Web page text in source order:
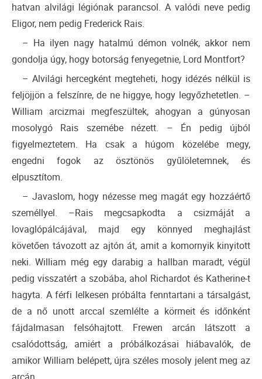
hatvan alvilági légiónak parancsol. A valódi neve pedig
Eligor, nem pedig Frederick Rais.
– Ha ilyen nagy hatalmú démon volnék, akkor nem
gondolja úgy, hogy botorság fenyegetnie, Lord Montfort?
– Alvilági hercegként megteheti, hogy idézés nélkül is
feljöjjön a felszínre, de ne higgye, hogy legyőzhetetlen. –
William arcizmai megfeszültek, ahogyan a gúnyosan
mosolygó Rais szemébe nézett. – Én pedig újból
figyelmeztetem. Ha csak a húgom közelébe megy,
engedni fogok az ösztönös gyűlöletemnek, és
elpusztítom.
– Javaslom, hogy nézesse meg magát egy hozzáértő
személlyel. –Rais megcsapkodta a csizmáját a
lovaglópálcájával, majd egy könnyed meghajlást
követően távozott az ajtón át, amit a komornyik kinyitott
neki. William még egy darabig a hallban maradt, végül
pedig visszatért a szobába, ahol Richardot és Katherine-t
hagyta. A férfi lelkesen próbálta fenntartani a társalgást,
de a nő unott arccal szemlélte a körmeit és időnként
fájdalmasan felsóhajtott. Frewen arcán látszott a
csalódottság, amiért a próbálkozásai hiábavalók, de
amikor William belépett, újra széles mosoly jelent meg az